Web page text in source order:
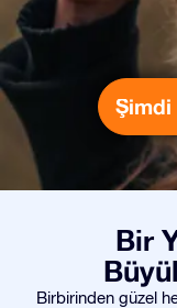
Şimdi
Bir
Birbirinden güzel